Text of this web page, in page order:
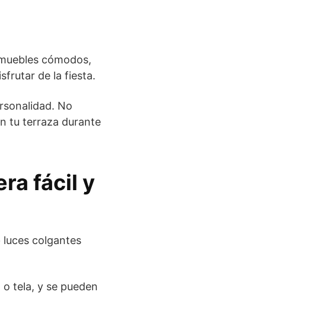
cómodos,
de la fiesta.
No
tu terraza durante
fácil y
luces colgantes
tela, y se pueden